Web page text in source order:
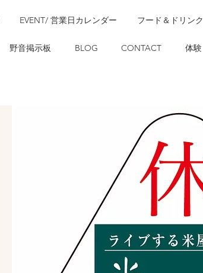
EVENT/ 営業日カレンダー フード＆ドリンク
野音掲示板 BLOG CONTACT 体験